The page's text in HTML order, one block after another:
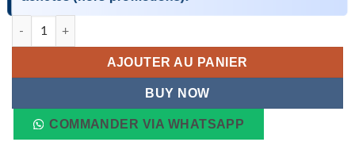
AJOUTER AU PANIER
BUY NOW
COMMANDER VIA WHATSAPP